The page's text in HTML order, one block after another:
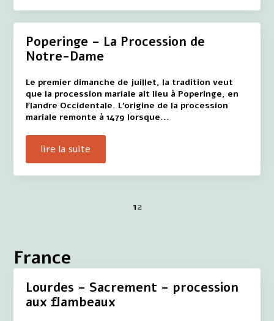
Poperinge – La Procession de
Notre-Dame
Le premier dimanche de juillet, la tradition veut
que la procession mariale ait lieu à Poperinge, en
Flandre Occidentale. L'origine de la procession
mariale remonte à 1479 lorsque...
lire la suite
12
France
Lourdes – Sacrement – procession
aux flambeaux